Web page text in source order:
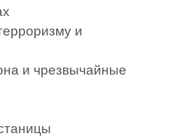
и
и чрезвычайные